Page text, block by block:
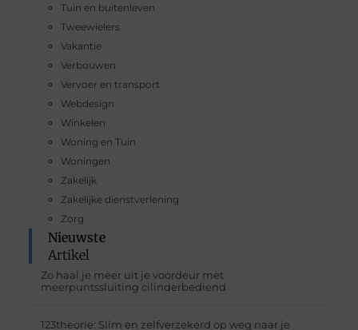
Tuin en buitenleven
Tweewielers
Vakantie
Verbouwen
Vervoer en transport
Webdesign
Winkelen
Woning en Tuin
Woningen
Zakelijk
Zakelijke dienstverlening
Zorg
Nieuwste
Artikel
Zo haal je meer uit je voordeur met
meerpuntssluiting cilinderbediend
123theorie: Slim en zelfverzekerd op weg naar je